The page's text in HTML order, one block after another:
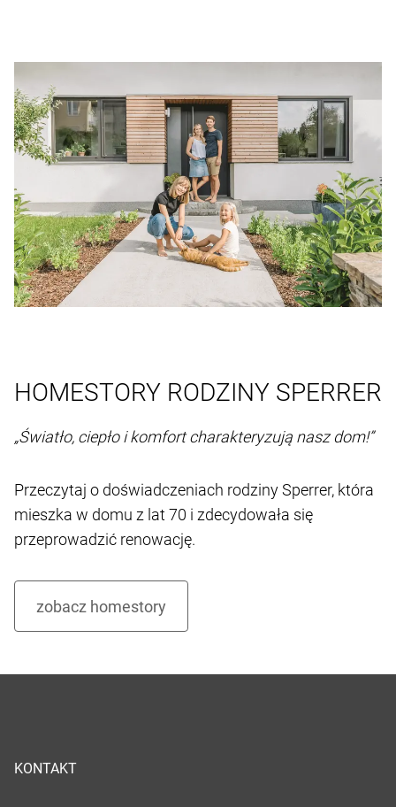
HOMESTORY RODZINY SPERRER
„Światło, ciepło i komfort charakteryzują nasz dom!”
Przeczytaj o doświadczeniach rodziny Sperrer, która
mieszka w domu z lat 70 i zdecydowała się
przeprowadzić renowację.
KONTAKT